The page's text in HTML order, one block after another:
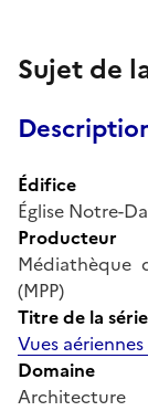
Sujet de
Édifice
Église Notre-
Producteur
Médiathèque
(MPP)
Titre de la série
Vues
Domaine
Architecture